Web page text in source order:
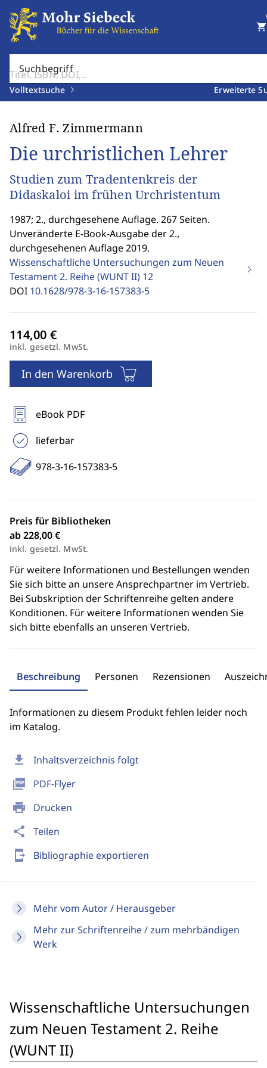
Suchbegriff
Volltextsuche Erweiterte
shopping_cart
download Inhaltsverzeichnis folgt
picture_as_pdf PDF-Flyer
print Drucken
share Teilen
send_to_mobile Bibliographie exportieren
Mehr vom Autor / Herausgeber
Mehr zur Schriftenreihe / zum mehrbändigen
Werk
Alfred F. Zimmermann
Die urchristlichen Lehrer
Studien zum Tradentenkreis der
Didaskaloi im frühen Urchristentum
1987; 2., durchgesehene Auflage. 267 Seiten.
Unveränderte E-Book-Ausgabe der 2.,
durchgesehenen Auflage 2019.
Wissenschaftliche Untersuchungen zum Neuen
Testament 2. Reihe (WUNT II) 12
DOI 10.1628/978-3-16-157383-5
inkl. gesetzl. MwSt.
In den Warenkorb
eBook PDF
lieferbar
978-3-16-157383-5
Preis für Bibliotheken
ab 228,00 €
inkl. gesetzl. MwSt.
Für weitere Informationen und Bestellungen wenden
Sie sich bitte an unsere Ansprechpartner im Vertrieb.
Bei Subskription der Schriftenreihe gelten andere
Konditionen. Für weitere Informationen wenden Sie
sich bitte ebenfalls an unseren Vertrieb.
Beschreibung Personen Rezensionen
Informationen zu diesem Produkt fehlen leider noch
im Katalog.
Wissenschaftliche Untersuchungen
zum Neuen Testament 2. Reihe
(WUNT II)